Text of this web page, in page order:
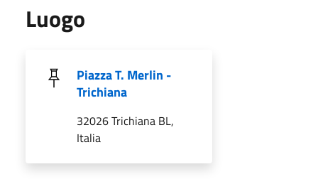
Luogo
Piazza T. Merlin -
Trichiana
32026 Trichiana BL,
Italia